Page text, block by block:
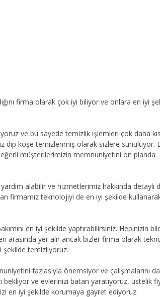
firma olarak çok iyi biliyor ve onlara en iyi
ve bu sayede temizlik işlemleri çok daha
dip köşe temizlenmiş olarak sizlere sunuluyor.
müşterilerimizin memnuniyetini ön planda
alabilir ve hizmetlerimiz hakkında detaylı
firmamız teknolojiyi de en iyi şekilde
en iyi şekilde yaptırabilirsiniz. Hepinizin
arasında yer alır ancak bizler firma olarak
şekilde temizliyoruz.
fazlasıyla önemsiyor ve çalışmalarını
bekliyor ve evlerinizi batan yaratıyoruz, üstelik
en iyi şekilde korumaya gayret ediyoruz.